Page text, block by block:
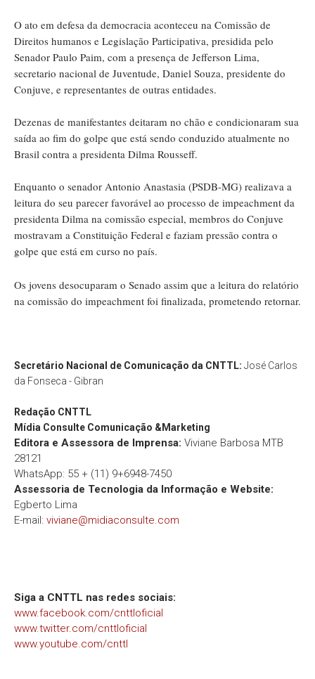
O ato em defesa da democracia aconteceu na Comissão de
Direitos humanos e Legislação Participativa, presidida pelo
Senador Paulo Paim, com a presença de Jefferson Lima,
secretario nacional de Juventude, Daniel Souza, presidente do
Conjuve, e representantes de outras entidades.
Dezenas de manifestantes deitaram no chão e condicionaram sua
saída ao fim do golpe que está sendo conduzido atualmente no
Brasil contra a presidenta Dilma Rousseff.
Enquanto o senador Antonio Anastasia (PSDB-MG) realizava a
leitura do seu parecer favorável ao processo de impeachment da
presidenta Dilma na comissão especial, membros do Conjuve
mostravam a Constituição Federal e faziam pressão contra o
golpe que está em curso no país.
Os jovens desocuparam o Senado assim que a leitura do relatório
na comissão do impeachment foi finalizada, prometendo retornar.
Secretário Nacional de Comunicação da CNTTL: José Carlos
da Fonseca - Gibran
Redação CNTTL
Mídia Consulte Comunicação &Marketing
Editora e Assessora de Imprensa: Viviane Barbosa MTB
28121
WhatsApp: 55 + (11) 9+6948-7450
Assessoria de Tecnologia da Informação e Website:
Egberto Lima
E-mail: viviane@midiaconsulte.com
Siga a CNTTL nas redes sociais:
www.facebook.com/cnttloficial
www.twitter.com/cnttloficial
www.youtube.com/cnttl